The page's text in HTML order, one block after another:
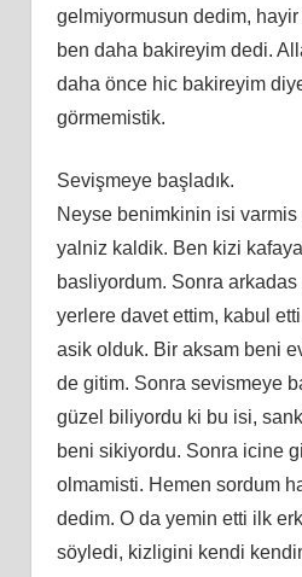
gelmiyormusun dedim,
ben daha bakireyim dedi.
daha önce hic bakireyim
görmemistik.
Sevişmeye başladık.
Neyse benimkinin isi
yalniz kaldik. Ben kizi
basliyordum. Sonra
yerlere davet ettim, kabul
asik olduk. Bir aksam beni
de gitim. Sonra sevismeye
güzel biliyordu ki bu isi,
beni sikiyordu. Sonra icine
olmamisti. Hemen sordum
dedim. O da yemin etti ilk
söyledi, kizligini kendi